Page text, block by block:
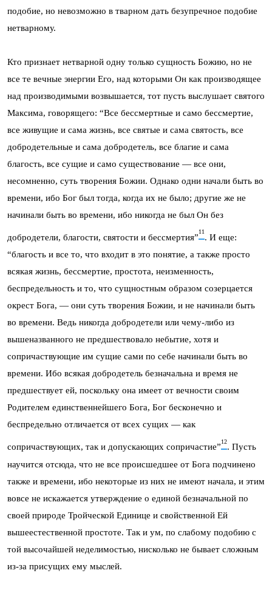
подобие, но невозможно в тварном дать безупречное подобие
нетварному.
Кто признает нетварной одну только сущность Божию, но не
все те вечные энергии Его, над которыми Он как производящее
над производимыми возвышается, тот пусть выслушает святого
Максима, говорящего: “Все бессмертные и само бессмертие,
все живущие и сама жизнь, все святые и сама святость, все
добродетельные и сама добродетель, все благие и сама
благость, все сущие и само существование — все они,
несомненно, суть творения Божии. Однако одни начали быть во
времени, ибо Бог был тогда, когда их не было; другие же не
начинали быть во времени, ибо никогда не был Он без
добродетели, благости, святости и бессмертия”
11
. И еще:
“благость и все то, что входит в это понятие, а также просто
всякая жизнь, бессмертие, простота, неизменность,
беспредельность и то, что сущностным образом созерцается
окрест Бога, — они суть творения Божии, и не начинали быть
во времени. Ведь никогда добродетели или чему-либо из
вышеназванного не предшествовало небытие, хотя и
сопричаствующие им сущие сами по себе начинали быть во
времени. Ибо всякая добродетель безначальна и время не
предшествует ей, поскольку она имеет от вечности своим
Родителем единственнейшего Бога, Бог бесконечно и
беспредельно отличается от всех сущих — как
сопричаствующих, так и допускающих сопричастие”
12
. Пусть
научится отсюда, что не все происшедшее от Бога подчинено
также и времени, ибо некоторые из них не имеют начала, и этим
вовсе не искажается утверждение о единой безначальной по
своей природе Тройческой Единице и свойственной Ей
вышеестественной простоте. Так и ум, по слабому подобию с
той высочайшей неделимостью, нисколько не бывает сложным
из-за присущих ему мыслей.